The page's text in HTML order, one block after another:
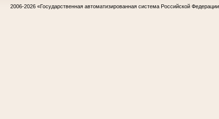
2006-2026 «Государственная автоматизированная система Российской